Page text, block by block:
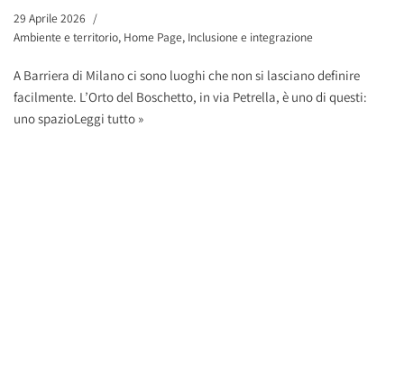
29 Aprile 2026
Ambiente e territorio, Home Page, Inclusione e integrazione
A Barriera di Milano ci sono luoghi che non si lasciano definire
facilmente. L’Orto del Boschetto, in via Petrella, è uno di questi:
uno spazioLeggi tutto »